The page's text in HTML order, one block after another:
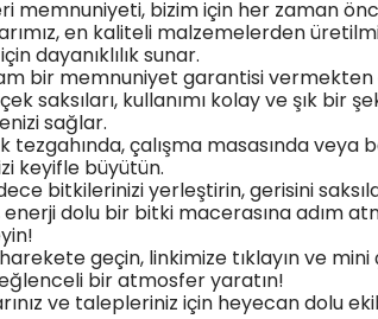
memnuniyeti, bizim için her zaman
en kaliteli malzemelerden
dayanıklılık sunar.
bir memnuniyet garantisi vermekten
saksıları, kullanımı kolay ve şık bir
sağlar.
tezgahında, çalışma masasında veya
keyifle büyütün.
bitkilerinizi yerleştirin, gerisini
enerji dolu bir bitki macerasına adım
geçin, linkimize tıklayın ve mini
bir atmosfer yaratın!
ve talepleriniz için heyecan dolu